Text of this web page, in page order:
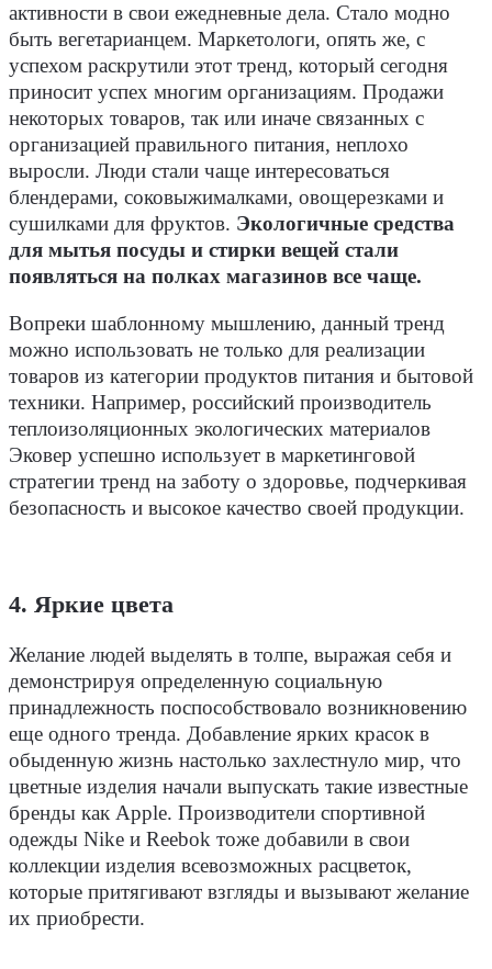
активности в свои ежедневные дела. Стало модно
быть вегетарианцем. Маркетологи, опять же, с
успехом раскрутили этот тренд, который сегодня
приносит успех многим организациям. Продажи
некоторых товаров, так или иначе связанных с
организацией правильного питания, неплохо
выросли. Люди стали чаще интересоваться
блендерами, соковыжималками, овощерезками и
сушилками для фруктов. Экологичные средства
для мытья посуды и стирки вещей стали
появляться на полках магазинов все чаще.
Вопреки шаблонному мышлению, данный тренд
можно использовать не только для реализации
товаров из категории продуктов питания и бытовой
техники. Например, российский производитель
теплоизоляционных экологических материалов
Эковер успешно использует в маркетинговой
стратегии тренд на заботу о здоровье, подчеркивая
безопасность и высокое качество своей продукции.
4. Яркие цвета
Желание людей выделять в толпе, выражая себя и
демонстрируя определенную социальную
принадлежность поспособствовало возникновению
еще одного тренда. Добавление ярких красок в
обыденную жизнь настолько захлестнуло мир, что
цветные изделия начали выпускать такие известные
бренды как Apple. Производители спортивной
одежды Nike и Reebok тоже добавили в свои
коллекции изделия всевозможных расцветок,
которые притягивают взгляды и вызывают желание
их приобрести.